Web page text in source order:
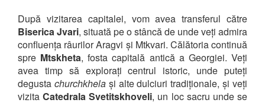
După vizitarea capitalei, vom avea transferul către
Biserica Jvari, situată pe o stâncă de unde veți admira
confluența râurilor Aragvi și Mtkvari. Călătoria continuă
spre Mtskheta, fosta capitală antică a Georgiei. Veți
avea timp să explorați centrul istoric, unde puteți
degusta churchkhelași alte dulciuri tradiționale, și veți
vizitaCatedrala Svetitskhoveli, un loc sacru unde se